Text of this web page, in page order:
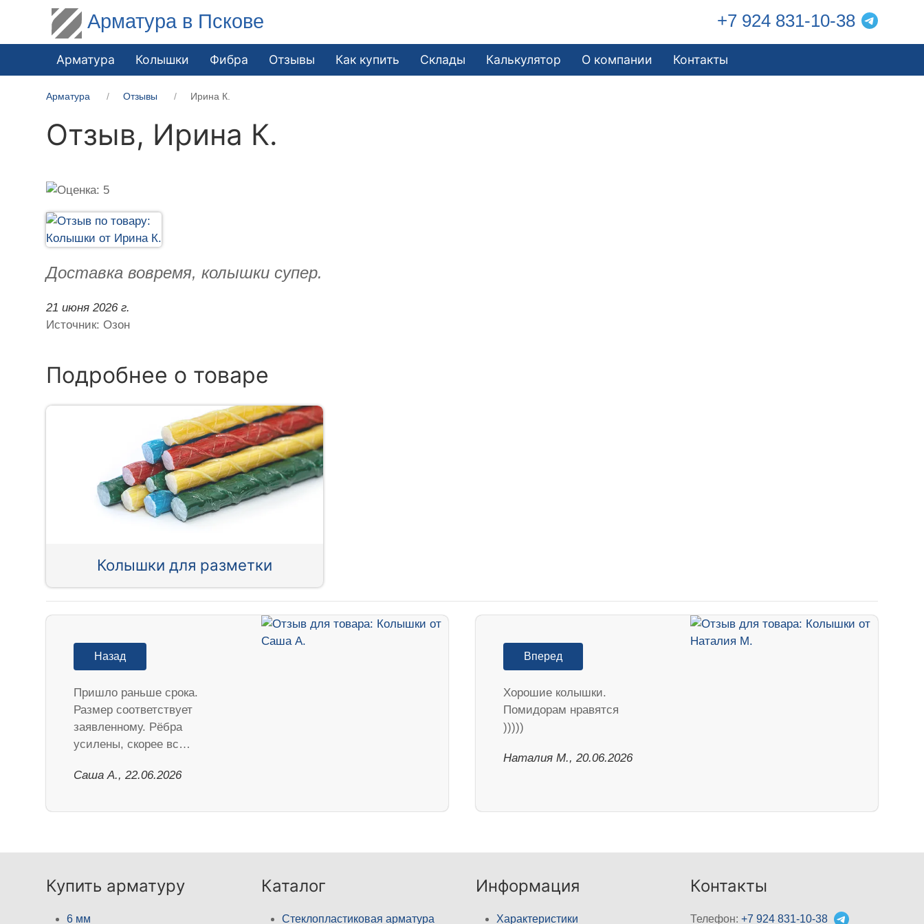
Арматура в Пскове +7 924 831-10-38
Арматура Колышки Фибра Отзывы Как купить Склады Калькулятор О компании Контакты
Арматура Отзывы Ирина К.
Отзыв, Ирина К.
Доставка вовремя, колышки супер.
21 июня 2026 г.
Источник: Озон
Подробнее о товаре
Колышки для разметки
Назад
Пришло раньше срока.
Размер соответствует
заявленному. Рёбра
усилены, скорее вс…
Саша А., 22.06.2026
Вперед
Хорошие колышки.
Помидорам нравятся
)))))
Наталия М., 20.06.2026
Купить арматуру
6 мм
Каталог
Стеклопластиковая арматура
Информация
Характеристики
Контакты
Телефон:+7 924 831-10-38